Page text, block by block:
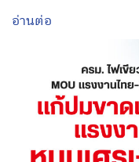
อ่านต่อ